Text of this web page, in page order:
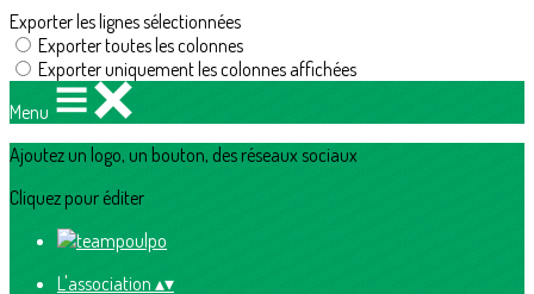
Exporter les lignes sélectionnées
Exporter toutes les colonnes
Exporter uniquement les colonnes affichées
Menu
Ajoutez un logo, un bouton, des réseaux sociaux
Cliquez pour éditer
L'association ▴▾